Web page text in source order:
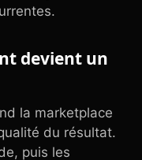
devient un
la marketplace
du résultat.
puis les